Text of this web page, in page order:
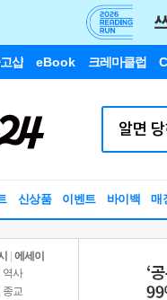
샵 eBook 크레마클럽
신상품 이벤트 바이백 매
에세이
역사
종교